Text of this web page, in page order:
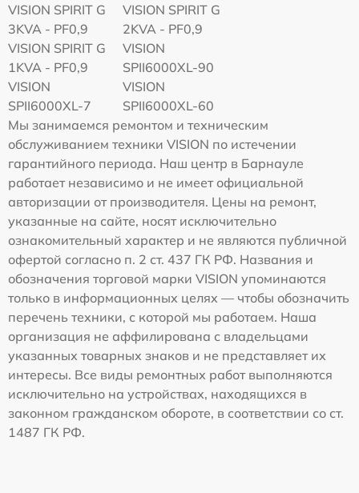
VISION SPIRIT G
3KVA - PF0,9
VISION SPIRIT G
2KVA - PF0,9
VISION SPIRIT G
1KVA - PF0,9
VISION
SPII6000XL-90
VISION
SPII6000XL-7
VISION
SPII6000XL-60
Мы занимаемся ремонтом и техническим
обслуживанием техники VISION по истечении
гарантийного периода. Наш центр в Барнауле
работает независимо и не имеет официальной
авторизации от производителя. Цены на ремонт,
указанные на сайте, носят исключительно
ознакомительный характер и не являются публичной
офертой согласно п. 2 ст. 437 ГК РФ. Названия и
обозначения торговой марки VISION упоминаются
только в информационных целях — чтобы обозначить
перечень техники, с которой мы работаем. Наша
организация не аффилирована с владельцами
указанных товарных знаков и не представляет их
интересы. Все виды ремонтных работ выполняются
исключительно на устройствах, находящихся в
законном гражданском обороте, в соответствии со ст.
1487 ГК РФ.